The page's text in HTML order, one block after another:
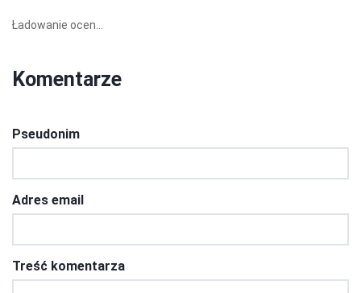
Ładowanie ocen...
Komentarze
Pseudonim
Adres email
Treść komentarza